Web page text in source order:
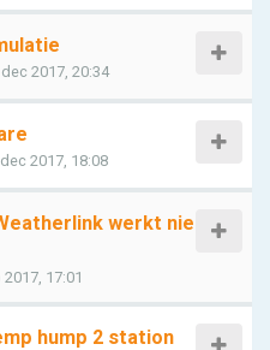
2017, 20:34
2017, 18:08
werkt nie
17:01
hump 2 station